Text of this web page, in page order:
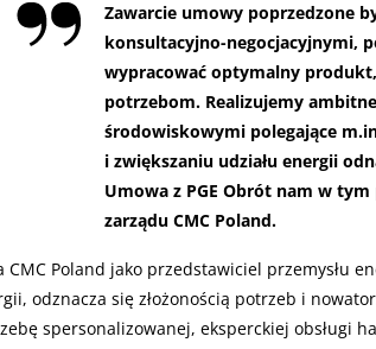
Zawarcie umowy poprzedzone
konsultacyjno-negocjacyjnymi,
wypracować optymalny
potrzebom. Realizujemy
środowiskowymi polegające
i zwiększaniu udziału energii
Umowa z PGE Obrót nam w
zarządu CMC Poland.
CMC Poland jako przedstawiciel przemysłu
odznacza się złożonością potrzeb i
spersonalizowanej, eksperckiej obsługi